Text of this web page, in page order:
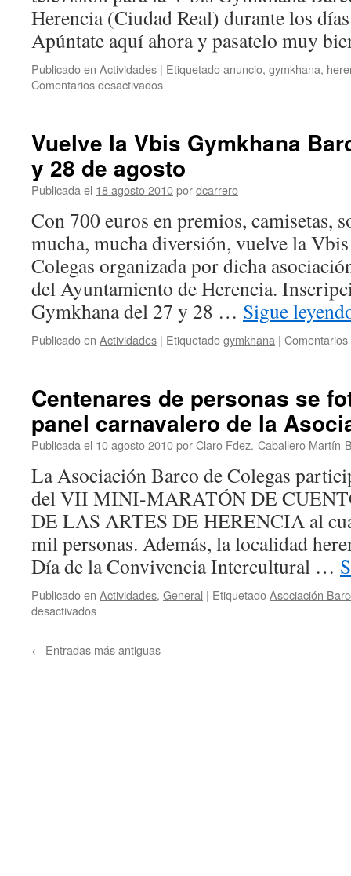
Herencia (Ciudad Real) durante los
Apúntate aquí ahora y pasatelo muy
Publicado en Actividades | Etiquetadoanuncio, gymkhana,
Comentarios desactivadosen
Gymkhana
Barco
de
Colegas
Vuelve la Vbis Gymkhana
y 28 de agosto
Publicada el 18 agosto 2010pordcarrero
Con 700 euros en premios, camisetas,
mucha, mucha diversión, vuelve la
Colegas organizada por dicha
del Ayuntamiento de Herencia.
Gymkhana del 27 y 28 … Sigue
Publicado en Actividades | Etiquetadogymkhana |
Centenares de personas se
panel carnavalero de la
Publicada el 10 agosto 2010porClaro Fdez.-Caballero Martín-
La Asociación Barco de Colegas
del VII MINI-MARATÓN DE
DE LAS ARTES DE HERENCIA al
mil personas. Además, la localidad
Día de la Convivencia Intercultural …
Publicado en Actividades, General | EtiquetadoAsociación
desactivadosen
personas
← Entradas más antiguas